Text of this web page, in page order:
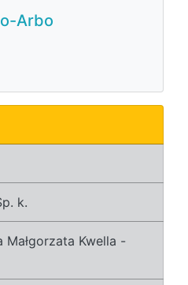
Arbo
k.
Małgorzata Kwella -